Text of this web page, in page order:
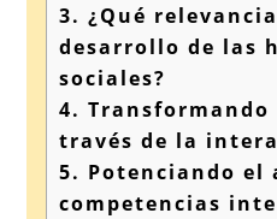
3. ¿Qué
desarrollo de las
sociales?
4. Transformando
través de la
5. Potenciando el
competencias